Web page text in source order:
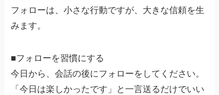
フォローは、小さな行動ですが、大きな信頼を生
みます。
■フォローを習慣にする
今日から、会話の後にフォローをしてください。
「今日は楽しかったです」と一言送るだけでいい